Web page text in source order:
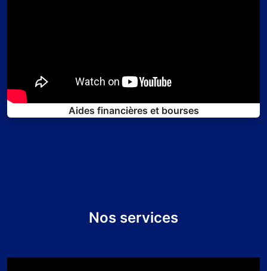
Aides financières et bourses
Nos services